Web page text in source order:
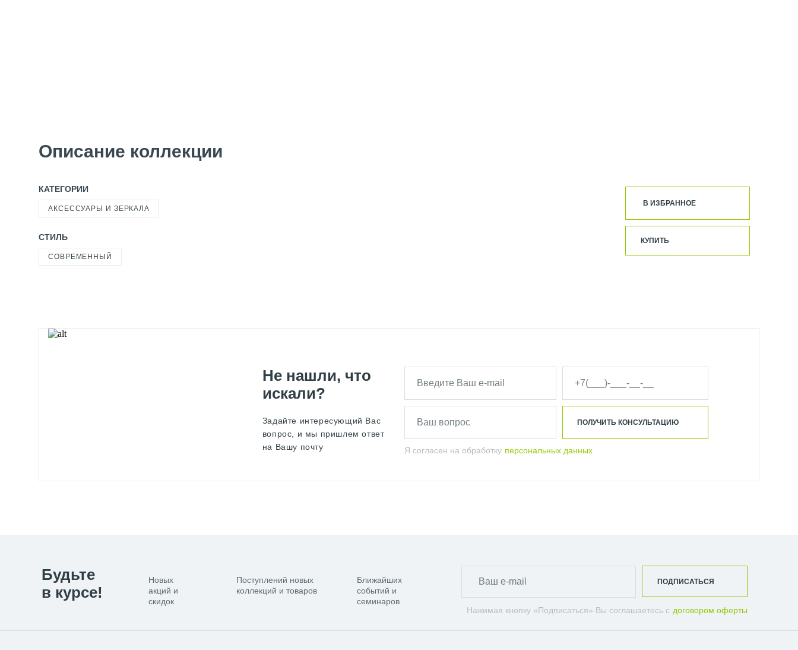
Описание коллекции
КАТЕГОРИИ
АКСЕССУАРЫ И ЗЕРКАЛА
СТИЛЬ
СОВРЕМЕННЫЙ
В ИЗБРАННОЕ
КУПИТЬ
Не нашли, что
искали?
Задайте интересующий Вас
вопрос, и мы пришлем ответ
на Вашу почту
Я согласен на обработку персональных данных
ПОЛУЧИТЬ КОНСУЛЬТАЦИЮ
Будьте
в курсе!
Новых
акций и
скидок
Поступлений новых
коллекций и товаров
Ближайших
событий и
семинаров
Нажимая кнопку «Подписаться» Вы соглашаетесь с договором оферты
ПОДПИСАТЬСЯ